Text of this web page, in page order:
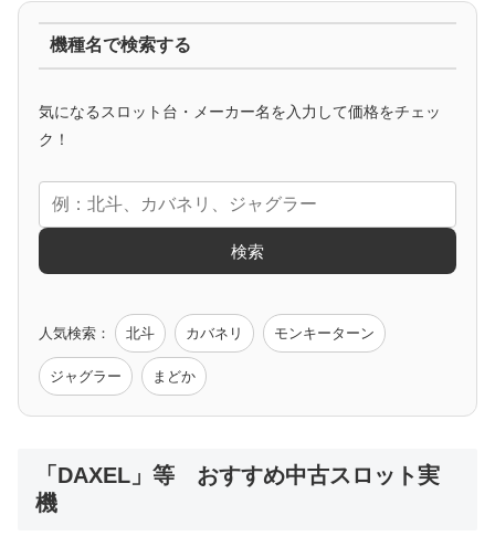
アニメタイアップ
エヴァ コードギアス 化物語 炎炎ノ消防隊
モンハン バイオ ペルソナ
値下げ台
機種名で検索する
気になるスロット台・メーカー名を入力して価格をチェッ
ク！
検索
人気検索： 北斗 カバネリ モンキーターン
ジャグラー まどか
「DAXEL」等 おすすめ中古スロット実
機